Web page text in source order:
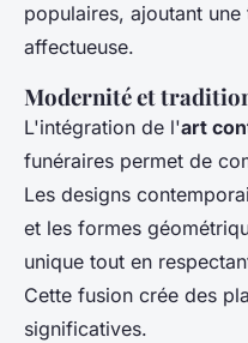
populaires, ajoutant
affectueuse.
Modernité et
L'intégration de l'art
funéraires permet de
Les designs
et les formes
unique tout en
Cette fusion crée des
significatives.